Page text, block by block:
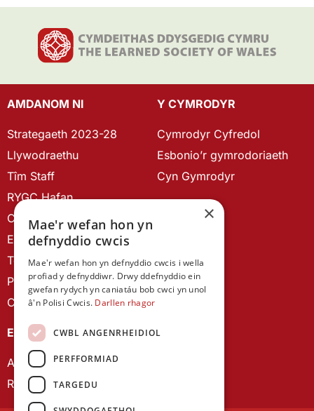
AMDANOM NI
Strategaeth 2023-28
Llywodraethu
Tîm Staff
RYGC Hafan
Canllawiau brandio
Ein Hanes
Telerau ac Amodau
Polisi Preifatrwydd
Cysylltu â ni
Y CYMRODYR
Cymrodyr Cyfredol
Esbonio’r gymrodoriaeth
Cyn Gymrodyr
EIN CYHOEDDIADAU
Astudiaethau Cymreig
Rhwydwaith Ymchwil Gyrfa Cynnar
×
Mae'r wefan hon yn
defnyddio cwcis
Mae'r wefan hon yn defnyddio cwcis i wella
profiad y defnyddiwr. Drwy ddefnyddio ein
gwefan rydych yn caniatáu bob cwci yn unol
â'n Polisi Cwcis. Darllen rhagor
CWBL ANGENRHEIDIOL
PERFFORMIAD
TARGEDU